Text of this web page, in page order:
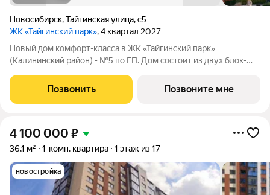
Новосибирск,Тайгинская улица,с5
ЖК «Тайгинский парк», 4 квартал 2027
Новый дом комфорт-класса в ЖК «Тайгинский парк»
(Калининский район) - №5 по ГП. Дом состоит из двух блок-
этаже расположено коммерческое помещение. Фасад дома
Позвонить Позвоните мне
4 100 000 ₽
36,1 м² 1-комн. квартира 1 этаж из 17
новостройка